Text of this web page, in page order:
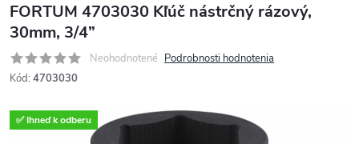
FORTUM 4703030 Kľúč nástrčný rázový,
30mm, 3/4”
Neohodnotené Podrobnosti hodnotenia
Kód: 4703030
✅ Ihneď k odberu